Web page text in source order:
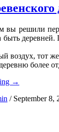
вы решили
деревней.
воздух, тот
более
Выбор
для
→
/ September 8,